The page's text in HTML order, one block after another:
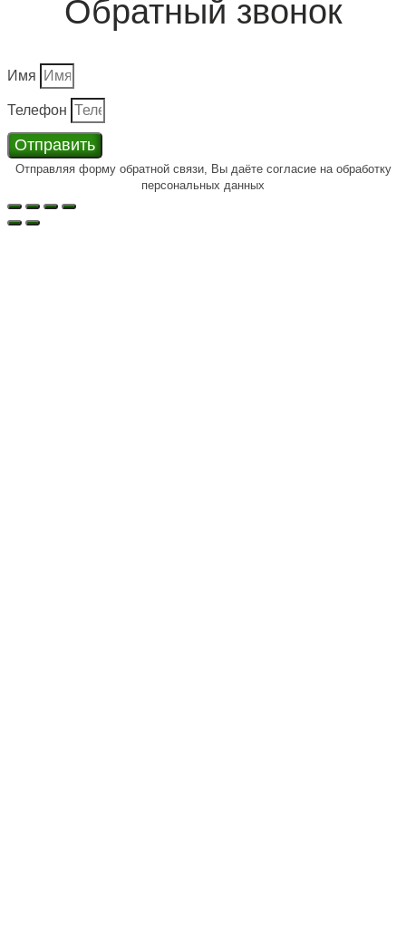
Обратный звонок
Имя
Телефон
Отправить
Отправляя форму обратной связи, Вы даёте согласие на обработку
персональных данных